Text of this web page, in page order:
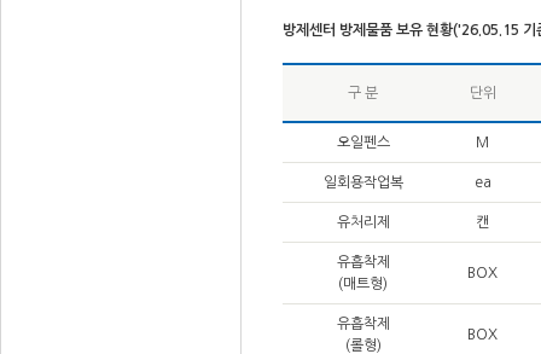
방제센터 방제물품 보유 현황('26.05.15 기
구 분 단위
오일펜스 M
일회용작업복 ea
유처리제 캔
유흡착제
(매트형)
BOX
유흡착제
(롤형)
BOX